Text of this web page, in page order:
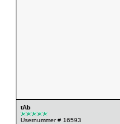
tAb
Usernummer # 16593